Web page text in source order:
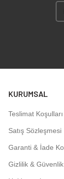
KURUMSAL
Teslimat Koşulları
Satış Sözleşmesi
Garanti & İade
Gizlilik & Güvenlik